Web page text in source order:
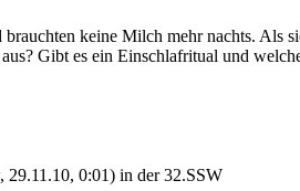
keine Milch mehr nachts.
Gibt es ein Einschlafritual und
0:01) in der 32.SSW